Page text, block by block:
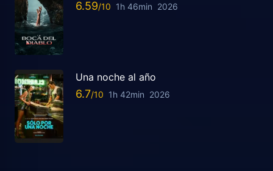
6.59 1h 46min 2026
Una noche al año
6.7 1h 42min 2026